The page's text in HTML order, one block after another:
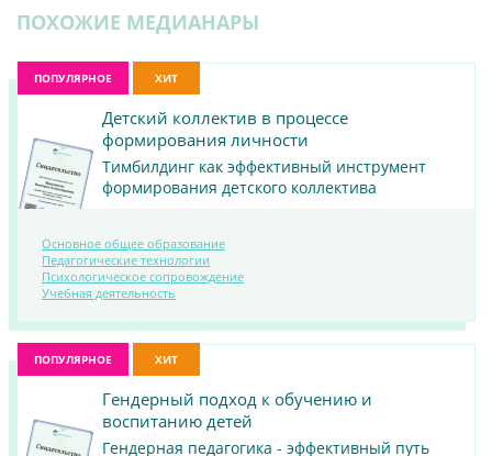
ПОХОЖИЕ МЕДИАНАРЫ
ПОПУЛЯРНОЕ ХИТ
ПОСМОТРЕТЬ
МАТЕРИАЛ
Детский коллектив в процессе
формирования личности
Тимбилдинг как эффективный инструмент
формирования детского коллектива
Основное общее образование
Педагогические технологии
Психологическое сопровождение
Учебная деятельность
ПОПУЛЯРНОЕ ХИТ
Гендерный подход к обучению и
воспитанию детей
Гендерная педагогика - эффективный путь